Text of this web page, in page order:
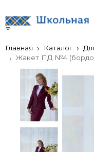
Главная Каталог
Жакет ПД №4